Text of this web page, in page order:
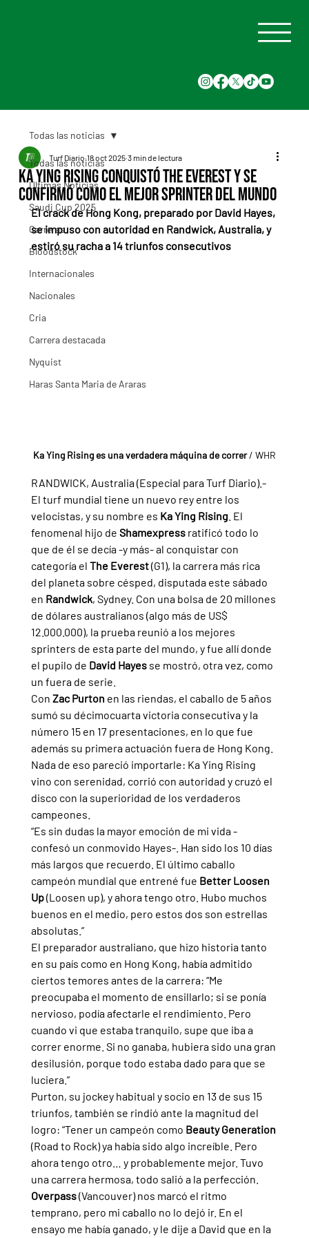
Todas las noticias
Últimas Noticias
Saudi Cup 2025
Carreras
Bloodstock
Internacionales
Nacionales
Cria
Carrera destacada
Nyquist
Haras Santa Maria de Araras
Todas las noticias
Ka Ying Rising conquistó The Everest y se
confirmó como el mejor sprinter del mundo
Turf Diario 18 oct 2025 3 min de lectura
El crack de Hong Kong, preparado por David Hayes,
se impuso con autoridad en Randwick, Australia, y
estiró su racha a 14 triunfos consecutivos
Ka Ying Rising es una verdadera máquina de correr / WHR
RANDWICK, Australia (Especial para Turf Diario).-
El turf mundial tiene un nuevo rey entre los
velocistas, y su nombre es Ka Ying Rising . El
fenomenal hijo de Shamexpress ratificó todo lo
que de él se decía -y más- al conquistar con
categoría el The Everest (G1), la carrera más rica
del planeta sobre césped, disputada este sábado
en Randwick, Sydney. Con una bolsa de 20 millones
de dólares australianos (algo más de US$
12.000.000), la prueba reunió a los mejores
sprinters de esta parte del mundo, y fue allí donde
el pupilo de David Hayes se mostró, otra vez, como
un fuera de serie.
Con Zac Purton en las riendas, el caballo de 5 años
sumó su décimocuarta victoria consecutiva y la
número 15 en 17 presentaciones, en lo que fue
además su primera actuación fuera de Hong Kong.
Nada de eso pareció importarle: Ka Ying Rising
vino con serenidad, corrió con autoridad y cruzó el
disco con la superioridad de los verdaderos
campeones.
“Es sin dudas la mayor emoción de mi vida -
confesó un conmovido Hayes-. Han sido los 10 días
más largos que recuerdo. El último caballo
campeón mundial que entrené fue Better Loosen
Up (Loosen up), y ahora tengo otro. Hubo muchos
buenos en el medio, pero estos dos son estrellas
absolutas.”
El preparador australiano, que hizo historia tanto
en su país como en Hong Kong, había admitido
ciertos temores antes de la carrera: “Me
preocupaba el momento de ensillarlo; si se ponía
nervioso, podía afectarle el rendimiento. Pero
cuando vi que estaba tranquilo, supe que iba a
correr enorme. Si no ganaba, hubiera sido una gran
desilusión, porque todo estaba dado para que se
luciera.”
Purton, su jockey habitual y socio en 13 de sus 15
triunfos, también se rindió ante la magnitud del
logro: “Tener un campeón como Beauty Generation
(Road to Rock) ya había sido algo increíble. Pero
ahora tengo otro… y probablemente mejor. Tuvo
una carrera hermosa, todo salió a la perfección.
Overpass (Vancouver) nos marcó el ritmo
temprano, pero mi caballo no lo dejó ir. En el
ensayo me había ganado, y le dije a David que en la